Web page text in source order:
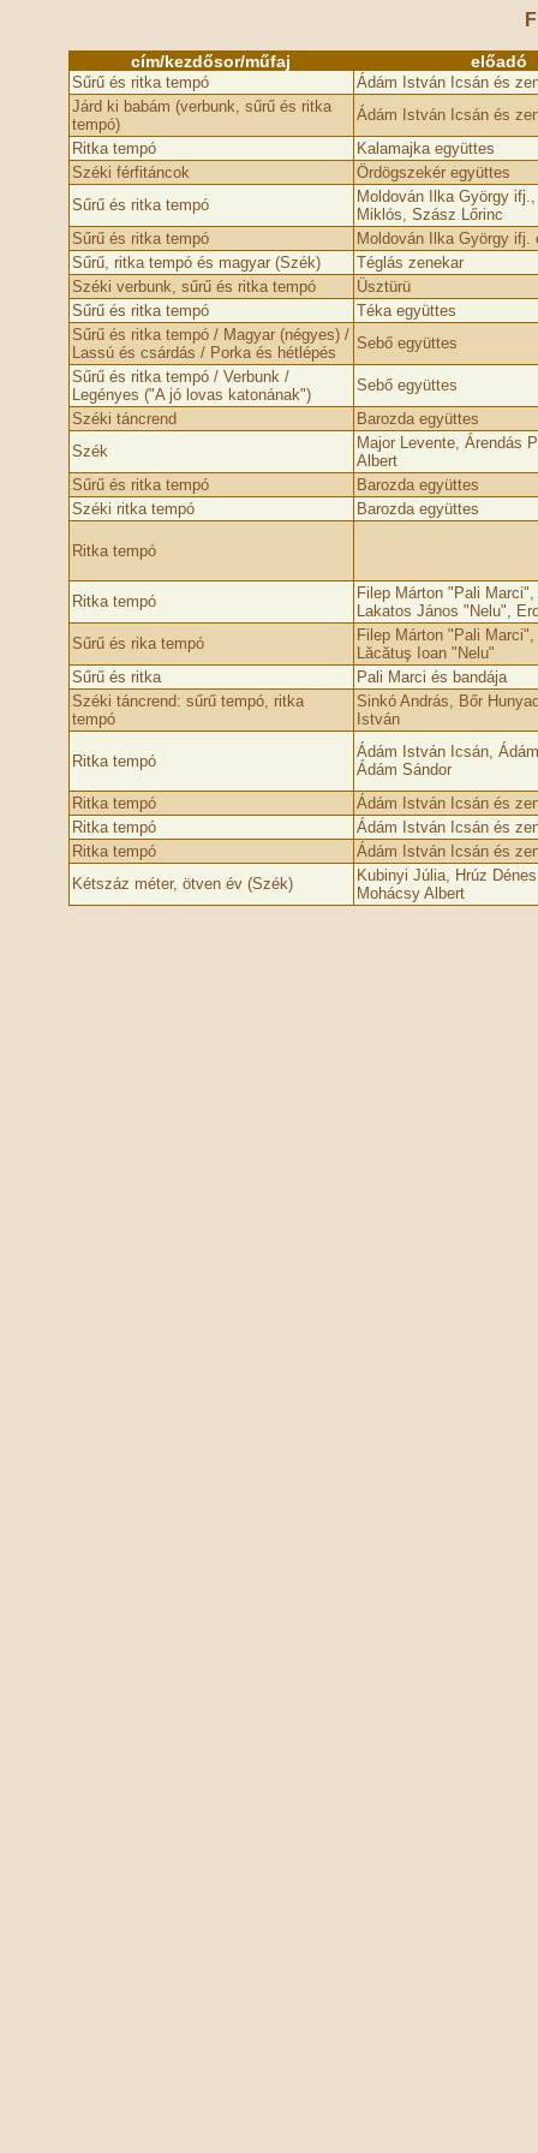
cím/kezdősor/műfaj előadó
Sűrű és ritka tempó
Ádám István Icsán és
Járd ki babám (verbunk, sűrű és ritka
tempó)
Ádám István Icsán és
Ritka tempó
Kalamajka együttes
Széki férfitáncok
Ördögszekér együttes
Sűrű és ritka tempó
Moldován Ilka György
Miklós, Szász Lőrinc
Sűrű és ritka tempó
Moldován Ilka György ifj.
Sűrű, ritka tempó és magyar (Szék)
Téglás zenekar
Széki verbunk, sűrű és ritka tempó
Üsztürü
Sűrű és ritka tempó
Téka együttes
Sűrű és ritka tempó / Magyar (négyes) /
Lassú és csárdás / Porka és hétlépés
Sebő együttes
Sűrű és ritka tempó / Verbunk /
Legényes ("A jó lovas katonának")
Sebő együttes
Széki táncrend
Barozda együttes
Szék
Major Levente, Árendás
Albert
Sűrű és ritka tempó
Barozda együttes
Széki ritka tempó
Barozda együttes
Ritka tempó
Ritka tempó
Filep Márton "Pali
Lakatos János "Nelu",
Sűrű és rika tempó
Filep Márton "Pali
Lăcătuş Ioan "Nelu"
Sűrű és ritka
Pali Marci és bandája
Széki táncrend: sűrű tempó, ritka
tempó
Sinkó András, Bőr
István
Ritka tempó
Ádám István Icsán,
Ádám Sándor
Ritka tempó
Ádám István Icsán és
Ritka tempó
Ádám István Icsán és
Ritka tempó
Ádám István Icsán és
Kétszáz méter, ötven év (Szék)
Kubinyi Júlia, Hrúz
Mohácsy Albert